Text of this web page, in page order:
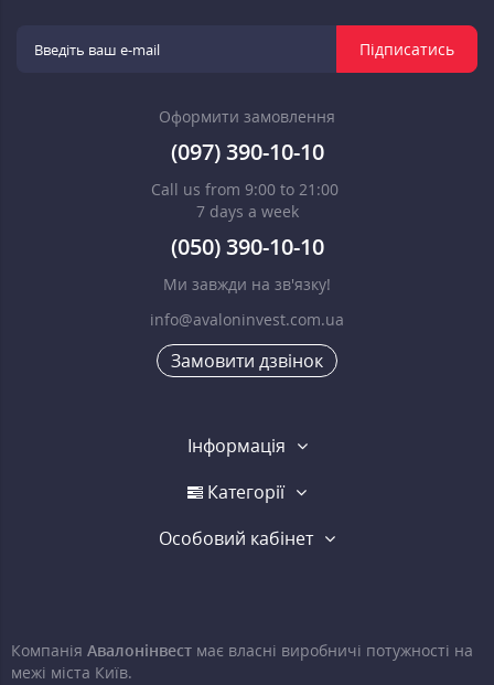
Підписатись
Оформити замовлення
(097) 390-10-10
Call us from 9:00 to 21:00
7 days a week
(050) 390-10-10
Ми завжди на зв'язку!
info@avaloninvest.com.ua
Замовити дзвінок
Інформація
Категорії
Особовий кабінет
Компанія Авалонінвест має власні виробничі потужності на
межі міста Київ.